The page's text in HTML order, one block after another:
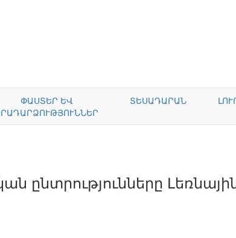
ՓԱՍՏԵՐ ԵՎ
ՏԵՍԱԴԱՐԱՆ
ընտրությունները